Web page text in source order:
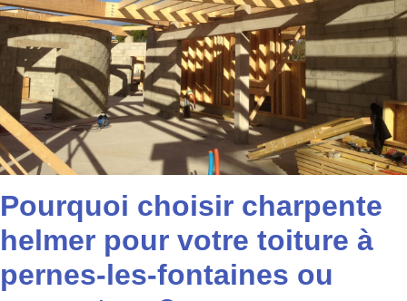
Pourquoi choisir charpente
helmer pour votre toiture à
pernes-les-fontaines ou